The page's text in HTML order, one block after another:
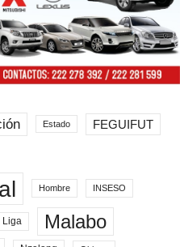
Estado FEGUIFUT
Hombre INSESO
Liga Malabo